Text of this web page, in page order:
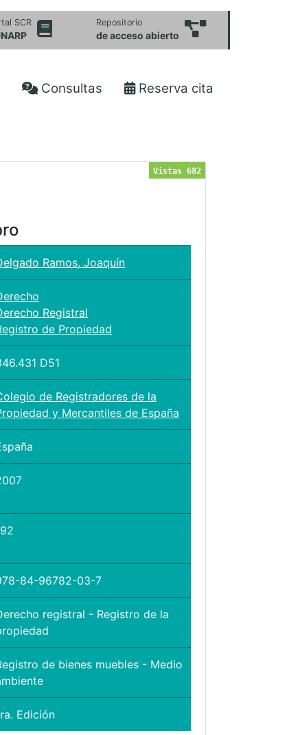
SCR Repositorio
de acceso abierto
Consultas Reserva cita
Vistas 682
Ramos, Joaquín
Registral
de Propiedad
D51
de Registradores de la
y Mercantiles de España
84-96782-03-7
registral - Registro de la
de bienes muebles - Medio
Edición